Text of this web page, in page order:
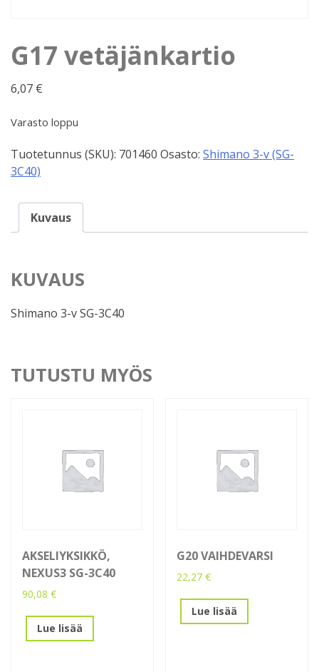
G17 vetäjänkartio
6,07 €
Varasto loppu
Tuotetunnus (SKU): 701460 Osasto: Shimano 3-v (SG-
3C40)
Kuvaus
KUVAUS
Shimano 3-v SG-3C40
TUTUSTU MYÖS
AKSELIYKSIKKÖ,
NEXUS3 SG-3C40
90,08 €
Lue lisää
G20 VAIHDEVARSI
22,27€
Lue lisää